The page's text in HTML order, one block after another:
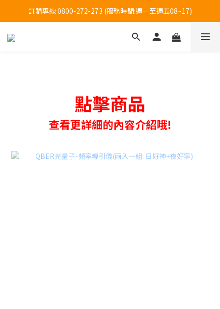
訂購專線 0800-272-273 (服務時間:週一至週五08~17)
訂購專線 0800-272-273 (服務時間:週一至週五08~17)
全台大樹藥局方便買(僅販售貼布系列商品)-限時優惠中!
點擊商品
查看更詳細的內容介紹哦!